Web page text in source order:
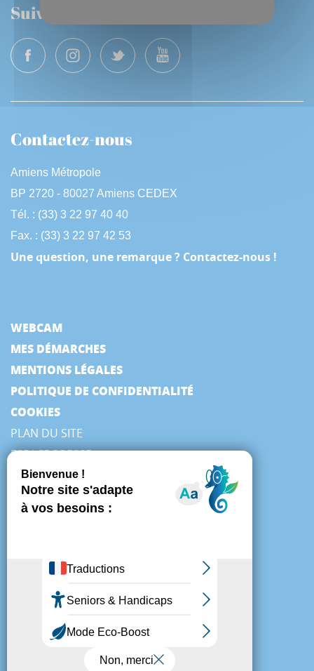
Suivez-nous
Contactez-nous
Amiens Métropole
BP 2720 - 80027 Amiens CEDEX
Tél. : (33) 3 22 97 40 40
Fax. : (33) 3 22 97 42 53
Une question, une remarque ? Contactez-nous !
WEBCAM
MES DÉMARCHES
MENTIONS LÉGALES
POLITIQUE DE CONFIDENTIALITÉ
COOKIES
PLAN DU SITE
ESPACE PRESSE